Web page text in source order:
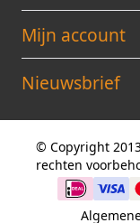
Mijn account
Nieuwsbrief
© Copyright
rechten